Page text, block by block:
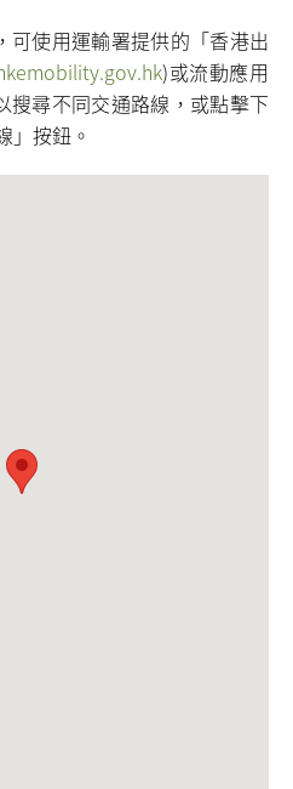
可使用運輸署提供的「香港出
)或流動應用
搜尋不同交通路線，或點擊下
」按鈕。